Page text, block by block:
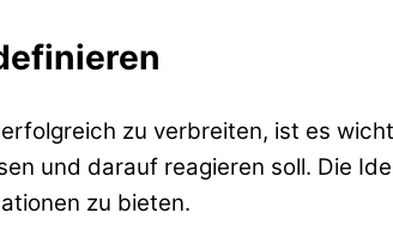
zu verbreiten, ist es
und darauf reagieren soll. Die
zu bieten.